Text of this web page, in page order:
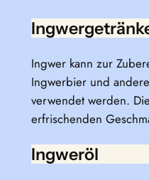
Ingwer kann zur
Ingwerbier und
verwendet werden.
erfrischenden
Ingweröl